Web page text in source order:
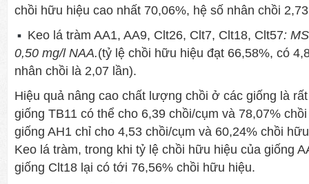
chồi hữu hiệu cao nhất 70,06%, hệ số nhân chồi
Keo lá tràm AA1, AA9, Clt26, Clt7, Clt18, Clt57:
0,50 mg/l NAA.(tỷ lệ chồi hữu hiệu đạt 66,58%, có
nhân chồi là 2,07 lần).
Hiệu quả nâng cao chất lượng chồi ở các giống là
giống TB11 có thể cho 6,39 chồi/cụm và 78,07%
giống AH1 chỉ cho 4,53 chồi/cụm và 60,24% chồi
Keo lá tràm, trong khi tỷ lệ chồi hữu hiệu của giống
giống Clt18 lại có tới 76,56% chồi hữu hiệu.